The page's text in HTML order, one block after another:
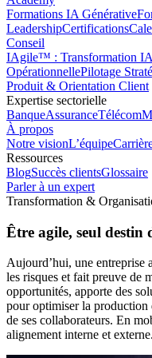
Formations IA Générative
LeadershipCertifications
Conseil
IAgile™ : Transformation IA
OpérationnellePilotage
Produit & Orientation Client
Expertise sectorielle
BanqueAssuranceTélécom
À propos
Notre visionL’équipe
Ressources
BlogSuccès clientsGlossaire
Parler à un expert
Transformation &
Être agile, seul destin
Aujourd’hui, une entreprise
les risques et fait preuve de
opportunités, apporte des
pour optimiser la production
de ses collaborateurs. En
alignement interne et externe.